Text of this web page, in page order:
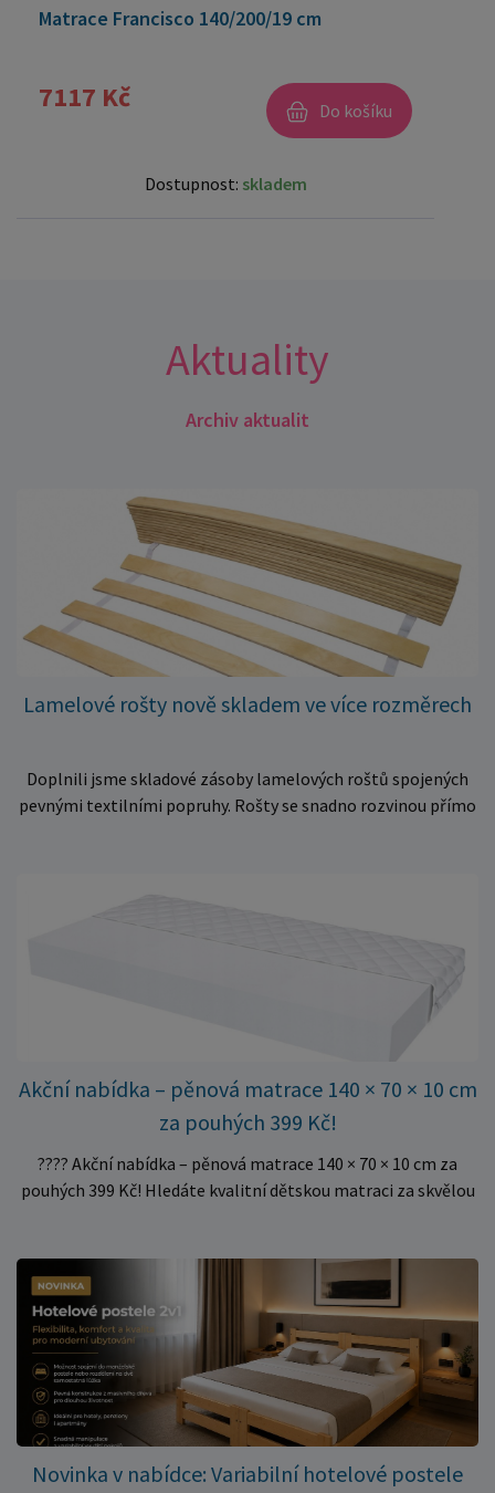
Matrace Francisco 140/200/19 cm
7117 Kč Do košíku
Dostupnost: skladem
Aktuality
Archiv aktualit
Lamelové rošty nově skladem ve více rozměrech
Doplnili jsme skladové zásoby lamelových roštů spojených
pevnými textilními popruhy. Rošty se snadno rozvinou přímo
množství kusů, proto můžeme objednávky rychle expedovat.
Vyberte si vhodný rozměr a dopřejte své matraci kvalitní
podklad za výhodnou cenu.
Akční nabídka – pěnová matrace 140 × 70 × 10 cm
za pouhých 399 Kč!
???? Akční nabídka – pěnová matrace 140 × 70 × 10 cm za
pouhých 399 Kč! Hledáte kvalitní dětskou matraci za skvělou
✅ Pohodlné pěnové jádro pro komfortní spánek dítěte ✅
Skvělá volba do dětských postýlek ✅ Výjimečně výhodná cena
– jen 399 Kč Využijte této mimořádné nabídky a pořiďte
kvalitní matraci za cenu, která patří k nejvýhodnějším na
trhu. Akce platí pouze do vyprodání zásob. Nakupujte chytře a
ušetřete!
Novinka v nabídce: Variabilní hotelové postele